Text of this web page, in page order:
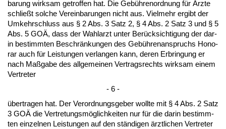
ba­rung wirk­sam ge­trof­fen hat. Die Gebühren­ord­nung für Ärz­te
schließt sol­che Ver­ein­ba­run­gen nicht aus. Viel­mehr er­gibt der
Um­kehr­schluss aus § 2 Abs. 3 Satz 2, § 4 Abs. 2 Satz 3 und § 5
Abs. 5 GOÄ, dass der Wahl­arzt un­ter Berück­sich­ti­gung der dar­
in be­stimm­ten Be­schränkun­gen des Gebühren­an­spruchs Ho­no­
rar auch für Leis­tun­gen ver­lan­gen kann, de­ren Er­brin­gung er
nach Maßga­be des all­ge­mei­nen Ver­trags­rechts wirk­sam ei­nem
Ver­tre­ter
- 6 -
über­tra­gen hat. Der Ver­ord­nungs­ge­ber woll­te mit § 4 Abs. 2 Satz
3 GOÄ die Ver­tre­tungsmöglich­kei­ten nur für die dar­in be­stimm­
ten ein­zel­nen Leis­tun­gen auf den ständi­gen ärzt­li­chen Ver­tre­ter